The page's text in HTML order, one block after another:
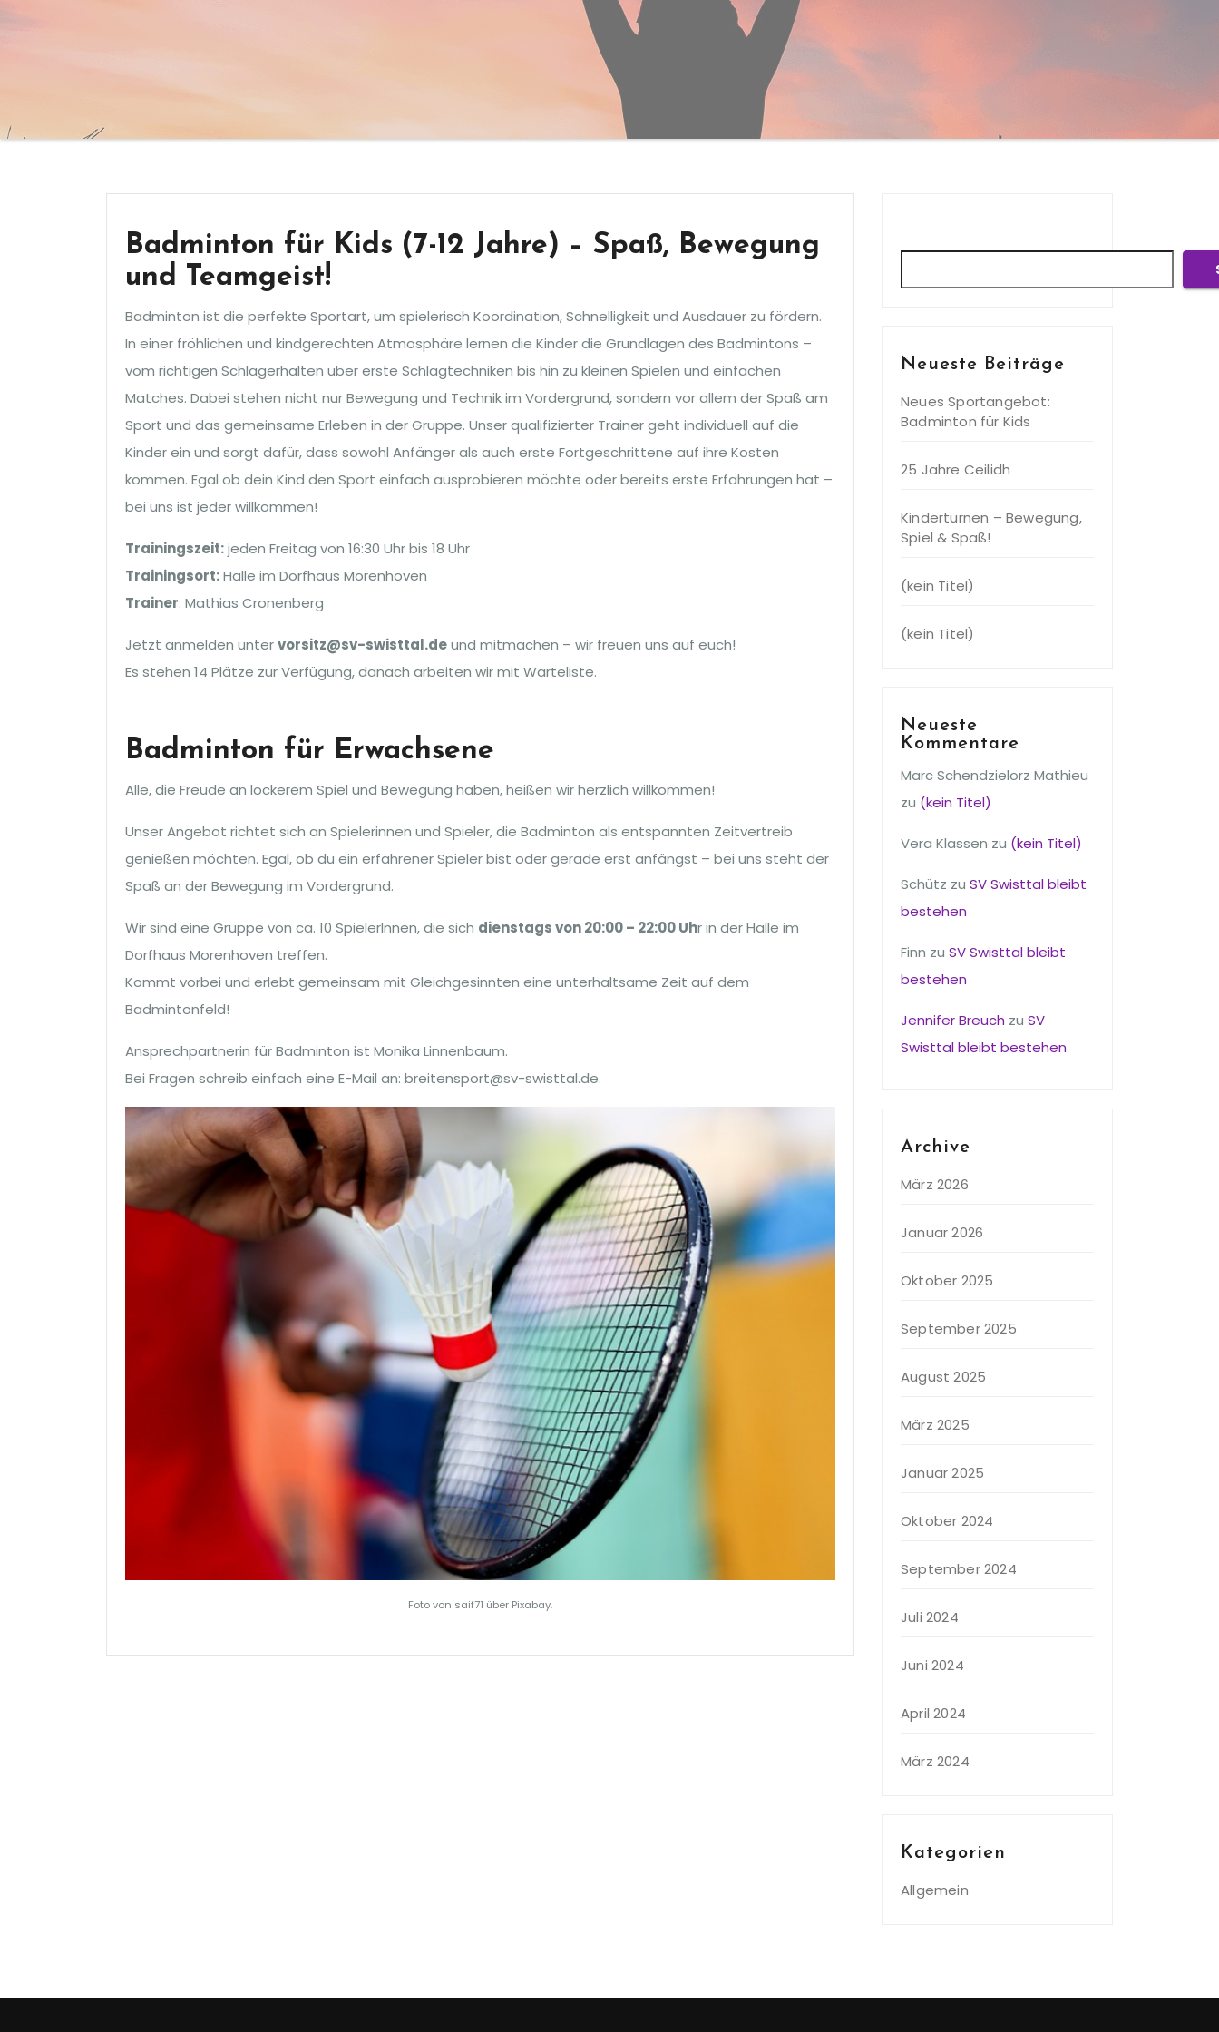
Badminton für Kids (7-12 Jahre) – Spaß, Bewegung
und Teamgeist!
Badminton ist die perfekte Sportart, um spielerisch Koordination, Schnelligkeit und Ausdauer zu fördern.
In einer fröhlichen und kindgerechten Atmosphäre lernen die Kinder die Grundlagen des Badmintons –
vom richtigen Schlägerhalten über erste Schlagtechniken bis hin zu kleinen Spielen und einfachen
Matches. Dabei stehen nicht nur Bewegung und Technik im Vordergrund, sondern vor allem der Spaß am
Sport und das gemeinsame Erleben in der Gruppe. Unser qualifizierter Trainer geht individuell auf die
Kinder ein und sorgt dafür, dass sowohl Anfänger als auch erste Fortgeschrittene auf ihre Kosten
kommen. Egal ob dein Kind den Sport einfach ausprobieren möchte oder bereits erste Erfahrungen hat –
bei uns ist jeder willkommen!
Trainingszeit:jeden Freitag von 16:30 Uhr bis 18 Uhr
Trainingsort:Halle im Dorfhaus Morenhoven
Trainer: Mathias Cronenberg
Jetzt anmelden untervorsitz@sv-swisttal.deund mitmachen – wir freuen uns auf euch!
Es stehen 14 Plätze zur Verfügung, danach arbeiten wir mit Warteliste.
Badminton für Erwachsene
Alle, die Freude an lockerem Spiel und Bewegung haben, heißen wir herzlich willkommen!
Unser Angebot richtet sich an Spielerinnen und Spieler, die Badminton als entspannten Zeitvertreib
genießen möchten. Egal, ob du ein erfahrener Spieler bist oder gerade erst anfängst – bei uns steht der
Spaß an der Bewegung im Vordergrund.
Wir sind eine Gruppe von ca. 10 SpielerInnen, die sich dienstags von 20:00 – 22:00 Uhr in der Halle im
Dorfhaus Morenhoven treffen.
Kommt vorbei und erlebt gemeinsam mit Gleichgesinnten eine unterhaltsame Zeit auf dem
Badmintonfeld!
Ansprechpartnerin für Badminton ist Monika Linnenbaum.
Bei Fragen schreib einfach eine E-Mail an: breitensport@sv-swisttal.de.
Foto von saif71 über Pixabay.
Neueste Beiträge
Neues Sportangebot:
Badminton für Kids
25 Jahre Ceilidh
Kinderturnen – Bewegung,
Spiel & Spaß!
(kein Titel)
(kein Titel)
Neueste
Kommentare
Marc Schendzielorz Mathieu
zu (kein Titel)
Vera Klassen zu (kein Titel)
Schütz zu SV Swisttal bleibt
bestehen
Finn zu SV Swisttal bleibt
bestehen
Jennifer Breuch zu SV
Swisttal bleibt bestehen
Archive
März 2026
Januar 2026
Oktober 2025
September 2025
August 2025
März 2025
Januar 2025
Oktober 2024
September 2024
Juli 2024
Juni 2024
April 2024
März 2024
Kategorien
Allgemein